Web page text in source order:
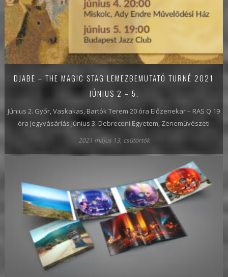
DJABE – THE MAGIC STAG LEMEZBEMUTATÓ TURNÉ 2021
JÚNIUS 2 – 5.
Június 2. Győr, Vaskakas, Bartók Terem 20 óra Előzenekar – RAS Q 19
óra Jegyvásárlás Június 3. Debreceni Egyetem, Zeneművészeti
2021 május 13, csütörtök